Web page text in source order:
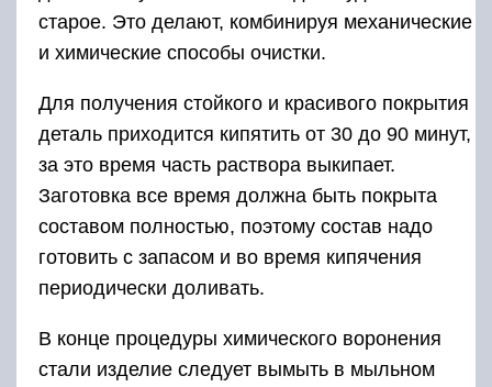
старое. Это делают, комбинируя механические
и химические способы очистки.
Для получения стойкого и красивого покрытия
деталь приходится кипятить от 30 до 90 минут,
за это время часть раствора выкипает.
Заготовка все время должна быть покрыта
составом полностью, поэтому состав надо
готовить с запасом и во время кипячения
периодически доливать.
В конце процедуры химического воронения
стали изделие следует вымыть в мыльном